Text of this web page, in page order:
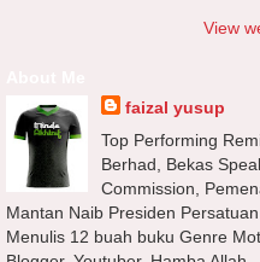
View
faizal yusup
Top Performing
Berhad, Bekas
Commission,
Mantan Naib Presiden
Menulis 12 buah buku Genre